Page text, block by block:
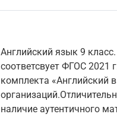
Английский язык 9
соответсвует ФГОС 2021
комплекта «Английский
наличие аутентичного